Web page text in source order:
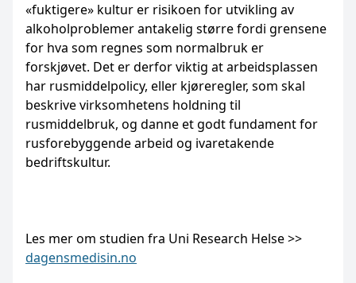
«fuktigere» kultur er risikoen for utvikling av
alkoholproblemer antakelig større fordi grensene
for hva som regnes som normalbruk er
forskjøvet. Det er derfor viktig at arbeidsplassen
har rusmiddelpolicy, eller kjøreregler, som skal
beskrive virksomhetens holdning til
rusmiddelbruk, og danne et godt fundament for
rusforebyggende arbeid og ivaretakende
bedriftskultur.
Les mer om studien fra Uni Research Helse >>
dagensmedisin.no